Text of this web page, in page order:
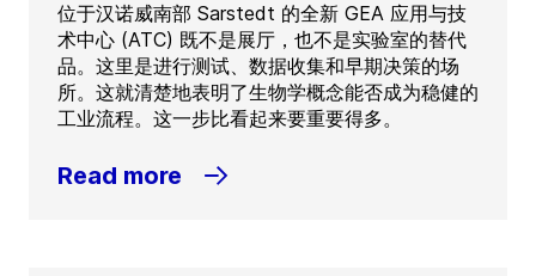
位于汉诺威南部 Sarstedt 的全新 GEA 应用与技
术中心 (ATC) 既不是展厅，也不是实验室的替代
品。这里是进行测试、数据收集和早期决策的场
所。这就清楚地表明了生物学概念能否成为稳健的
工业流程。这一步比看起来要重要得多。
Read more